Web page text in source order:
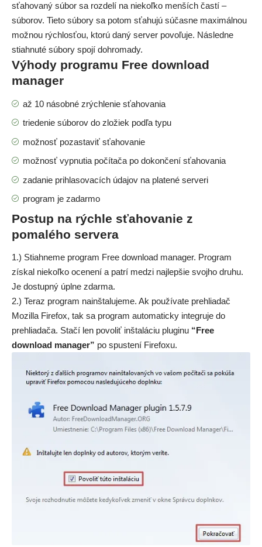
sťahovaný súbor sa rozdelí na niekoľko menších častí –
súborov. Tieto súbory sa potom sťahujú súčasne maximálnou
možnou rýchlosťou, ktorú daný server povoľuje. Následne
stiahnuté súbory spojí dohromady.
Výhody programu Free download
manager
až 10 násobné zrýchlenie sťahovania
triedenie súborov do zložiek podľa typu
možnosť pozastaviť sťahovanie
možnosť vypnutia počítača po dokončení sťahovania
zadanie prihlasovacích údajov na platené serveri
program je zadarmo
Postup na rýchle sťahovanie z
pomalého servera
1.) Stiahneme program Free download manager. Program
získal niekoľko ocenení a patrí medzi najlepšie svojho druhu.
Je dostupný úplne zdarma.
2.) Teraz program nainštalujeme. Ak používate prehliadač
Mozilla Firefox, tak sa program automaticky integruje do
prehliadača. Stačí len povoliť inštaláciu pluginu “Free
download manager” po spustení Firefoxu.